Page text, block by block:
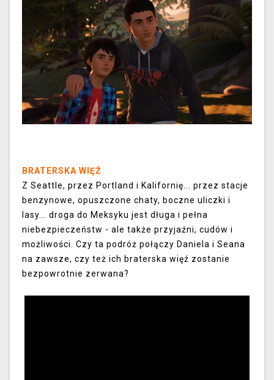
BRATERSKA WIĘŹ
Z Seattle, przez Portland i Kalifornię... przez stacje
benzynowe, opuszczone chaty, boczne uliczki i
lasy... droga do Meksyku jest długa i pełna
niebezpieczeństw - ale także przyjaźni, cudów i
możliwości. Czy ta podróż połączy Daniela i Seana
na zawsze, czy też ich braterska więź zostanie
bezpowrotnie zerwana?